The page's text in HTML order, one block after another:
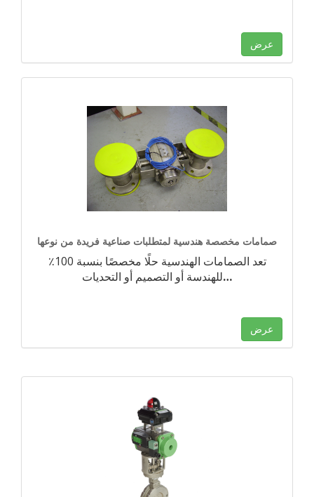
عرض
صمامات مخصصة هندسية لمتطلبات صناعية فريدة من نوعها
تعد الصمامات الهندسية حلًا مخصصًا بنسبة 100٪
للهندسة أو التصميم أو التحديات…
عرض